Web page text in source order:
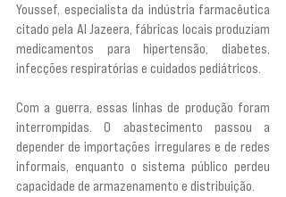
Youssef, especialista da indústria farmacêutica
citado pela Al Jazeera, fábricas locais produziam
medicamentos para hipertensão, diabetes,
infecções respiratórias e cuidados pediátricos.
Com a guerra, essas linhas de produção foram
interrompidas. O abastecimento passou a
depender de importações irregulares e de redes
informais, enquanto o sistema público perdeu
capacidade de armazenamento e distribuição.